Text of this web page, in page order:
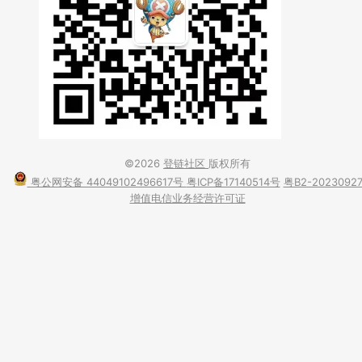
©2026 登链社区 版权所有
粤公网安备 44049102496617号 粤ICP备17140514号 粤B2-20230927
增值电信业务经营许可证